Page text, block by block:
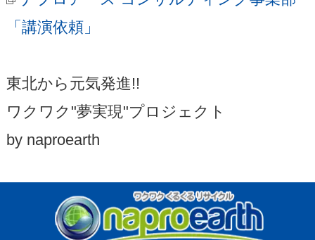
「講演依頼」
東北から元気発進!!
ワクワク"夢実現"プロジェクト
by naproearth